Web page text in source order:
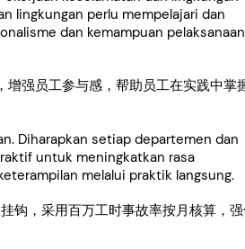
lingkungan perlu mempelajari dan
dan kemampuan pelaksanaan
强员工参与感，帮助员工在实践中掌
Diharapkan setiap departemen dan
untuk meningkatkan rasa
melalui praktik langsung.
钩，采用百万工时事故率按月核算，